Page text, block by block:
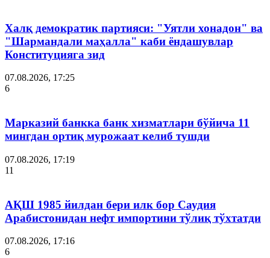
Халқ демократик партияси: "Уятли хонадон" ва
"Шармандали маҳалла" каби ёндашувлар
Конституцияга зид
07.08.2026, 17:25
6
Марказий банкка банк хизматлари бўйича 11
мингдан ортиқ мурожаат келиб тушди
07.08.2026, 17:19
11
АҚШ 1985 йилдан бери илк бор Саудия
Арабистонидан нефт импортини тўлиқ тўхтатди
07.08.2026, 17:16
6